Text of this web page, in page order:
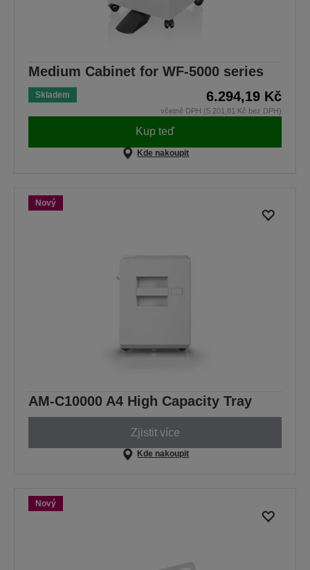
Medium Cabinet for WF-5000 series
Skladem 6.294,19 Kč
včetně DPH (5.201,81 Kč bez DPH)
Kup teď
Kde nakoupit
Nový
AM-C10000 A4 High Capacity Tray
Zjistit více
Kde nakoupit
Nový